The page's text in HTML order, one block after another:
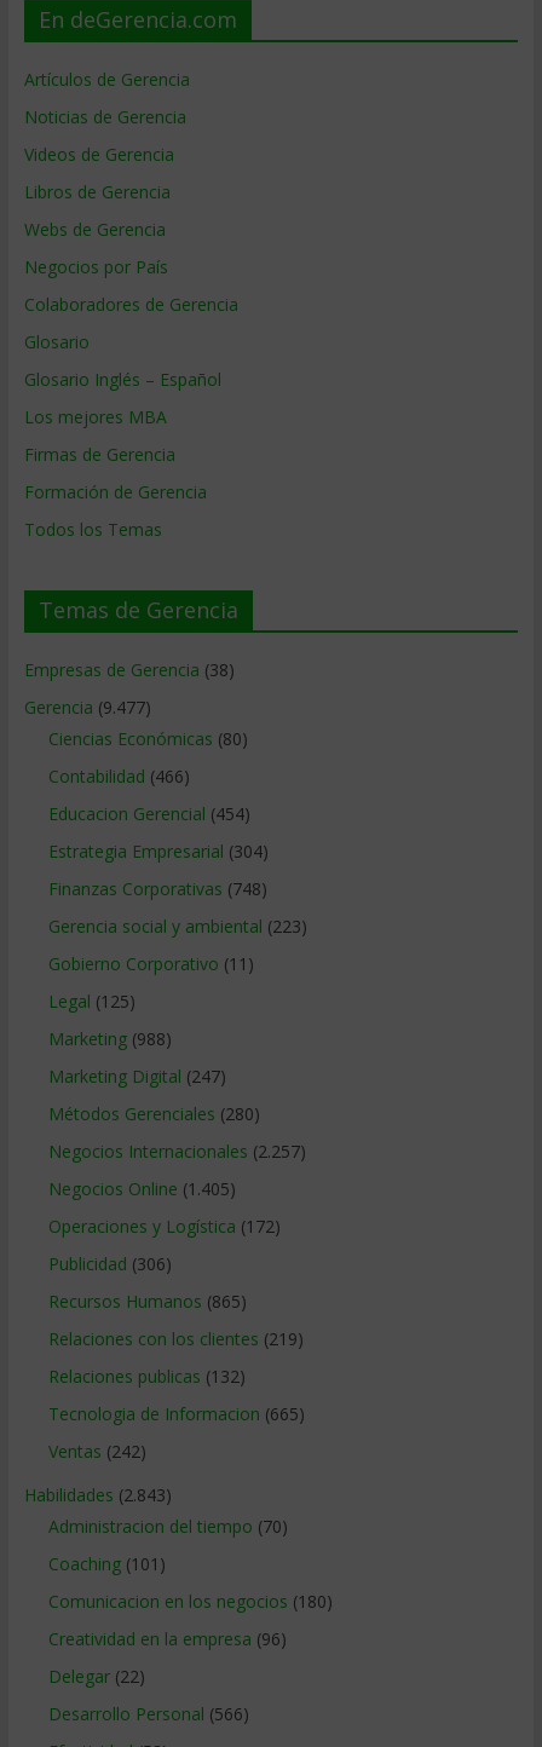
En deGerencia.com
Artículos de Gerencia
Noticias de Gerencia
Videos de Gerencia
Libros de Gerencia
Webs de Gerencia
Negocios por País
Colaboradores de Gerencia
Glosario
Glosario Inglés – Español
Los mejores MBA
Firmas de Gerencia
Formación de Gerencia
Todos los Temas
Temas de Gerencia
Empresas de Gerencia (38)
Gerencia (9.477)
Ciencias Económicas (80)
Contabilidad (466)
Educacion Gerencial (454)
Estrategia Empresarial (304)
Finanzas Corporativas (748)
Gerencia social y ambiental (223)
Gobierno Corporativo (11)
Legal (125)
Marketing(988)
Marketing Digital (247)
Métodos Gerenciales (280)
Negocios Internacionales (2.257)
Negocios Online (1.405)
Operaciones y Logística (172)
Publicidad (306)
Recursos Humanos (865)
Relaciones con los clientes (219)
Relaciones publicas (132)
Tecnologia de Informacion (665)
Ventas (242)
Habilidades (2.843)
Administracion del tiempo (70)
Coaching(101)
Comunicacion en los negocios (180)
Creatividad en la empresa (96)
Delegar(22)
Desarrollo Personal (566)